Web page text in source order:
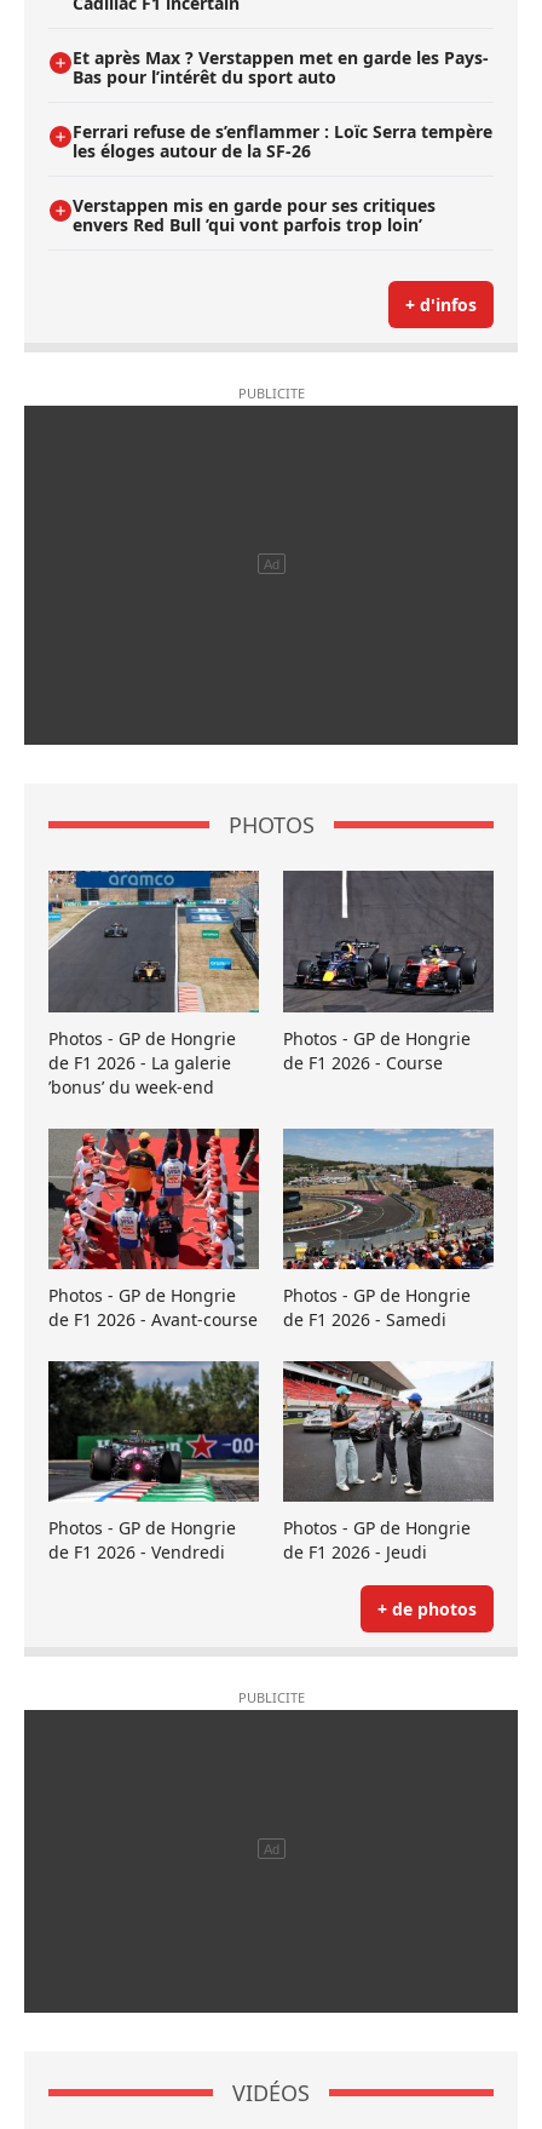
Et après Max ? Verstappen met en garde les Pays-
Bas pour l’intérêt du sport auto
Ferrari refuse de s’enflammer : Loïc Serra tempère
les éloges autour de la SF-26
Verstappen mis en garde pour ses critiques
envers Red Bull ’qui vont parfois trop loin’
+ d'infos
PHOTOS
Photos - GP de Hongrie
de F1 2026 - La galerie
’bonus’ du week-end
Photos - GP de Hongrie
de F1 2026 - Course
Photos - GP de Hongrie
de F1 2026 - Avant-course
Photos - GP de Hongrie
de F1 2026 - Samedi
Photos - GP de Hongrie
de F1 2026 - Vendredi
Photos - GP de Hongrie
de F1 2026 - Jeudi
+ de photos
VIDÉOS